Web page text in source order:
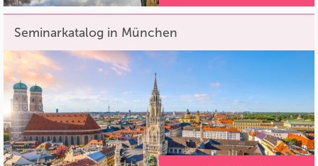
Seminarkatalog in München